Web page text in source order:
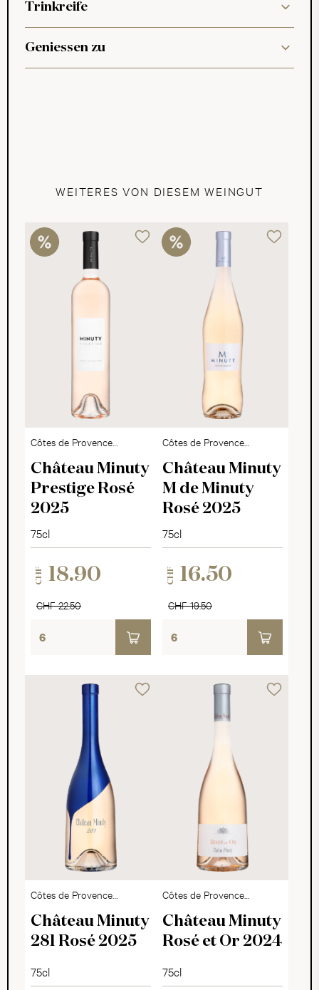
Trinkreife
Geniessen zu
WEITERES VON DIESEM WEINGUT
Côtes de Provence
AOP
Château Minuty
Prestige Rosé
2025
75cl
CHF 18.90
CHF 22.50
Côtes de Provence
AOP
Château Minuty
M de Minuty
Rosé 2025
75cl
CHF 16.50
CHF 19.50
Côtes de Provence
AOP
Château Minuty
281 Rosé 2025
75cl
Côtes de Provence
AOP
Château Minuty
Rosé et Or 2024
75cl